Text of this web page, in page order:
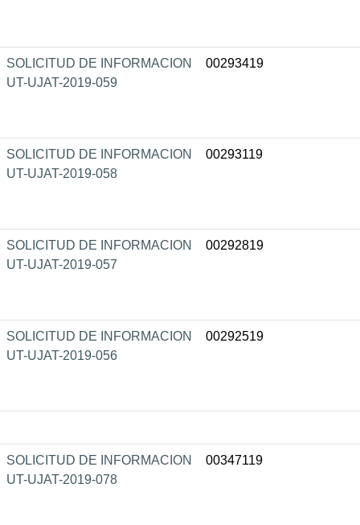
SOLICITUD DE INFORMACION
UT-UJAT-2019-059
00293419
SOLICITUD DE INFORMACION
UT-UJAT-2019-058
00293119
SOLICITUD DE INFORMACION
UT-UJAT-2019-057
00292819
SOLICITUD DE INFORMACION
UT-UJAT-2019-056
00292519
SOLICITUD DE INFORMACION
UT-UJAT-2019-078
00347119